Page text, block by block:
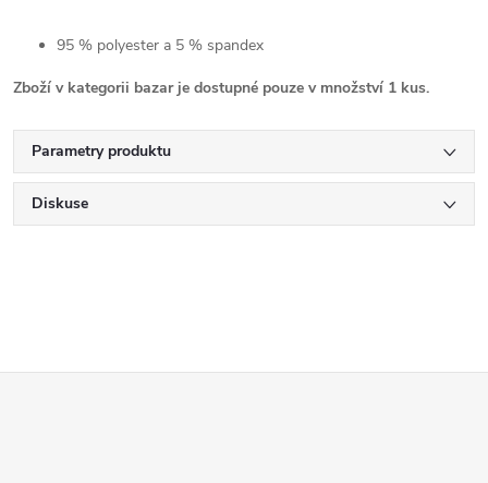
95 % polyester a 5 % spandex
Zboží v kategorii bazar je dostupné pouze v množství 1 kus.
Parametry produktu
Diskuse